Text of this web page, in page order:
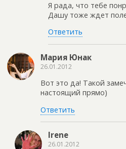
Я рада, что тебе
Дашу тоже ждет
Ответить
Мария Юнак
26.01.2012
Вот это да! Такой
настоящий прямо)
Ответить
Irene
26.01.2012